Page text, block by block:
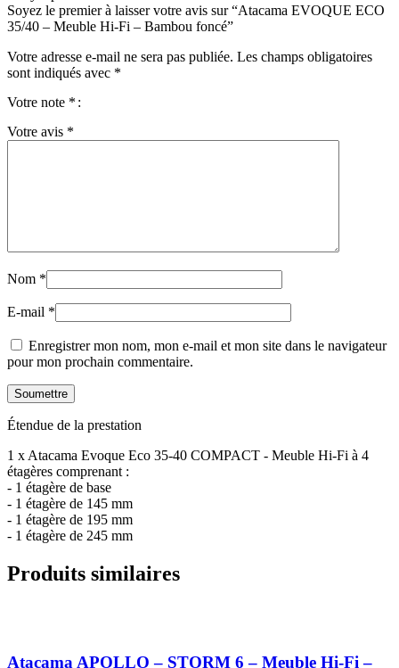
Soyez le premier à laisser votre avis sur “Atacama EVOQUE ECO
35/40 – Meuble Hi-Fi – Bambou foncé”
Votre adresse e-mail ne sera pas publiée. Les champs obligatoires
sont indiqués avec *
Votre note *
Votre avis *
Nom *
E-mail *
Enregistrer mon nom, mon e-mail et mon site dans le navigateur
pour mon prochain commentaire.
Étendue de la prestation
1 x Atacama Evoque Eco 35-40 COMPACT - Meuble Hi-Fi à 4
étagères comprenant :
- 1 étagère de base
- 1 étagère de 145 mm
- 1 étagère de 195 mm
- 1 étagère de 245 mm
Produits similaires
Atacama APOLLO – STORM 6 – Meuble Hi-Fi –